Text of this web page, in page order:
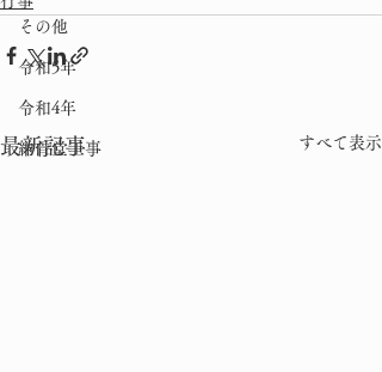
その他
令和5年
令和4年
納骨堂工事
最新記事 すべて表示